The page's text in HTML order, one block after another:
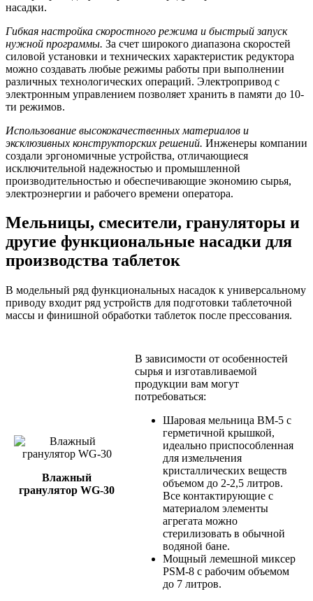
насадки.
Гибкая настройка скоростного режима и быстрый запуск
нужной программы. За счет широкого диапазона скоростей
силовой установки и технических характеристик редуктора
можно создавать любые режимы работы при выполнении
различных технологических операций. Электропривод с
электронным управлением позволяет хранить в памяти до 10-
ти режимов.
Использование высококачественных материалов и
эксклюзивных конструкторских решений. Инженеры компании
создали эргономичные устройства, отличающиеся
исключительной надежностью и промышленной
производительностью и обеспечивающие экономию сырья,
электроэнергии и рабочего времени оператора.
Мельницы, смесители, грануляторы и
другие функциональные насадки для
производства таблеток
В модельный ряд функциональных насадок к универсальному
приводу входит ряд устройств для подготовки таблеточной
массы и финишной обработки таблеток после прессования.
Влажный
гранулятор WG-30
В зависимости от особенностей
сырья и изготавливаемой
продукции вам могут
потребоваться:
Шаровая мельница BM-5 с
герметичной крышкой,
идеально приспособленная
для измельчения
кристаллических веществ
объемом до 2-2,5 литров.
Все контактирующие с
материалом элементы
агрегата можно
стерилизовать в обычной
водяной бане.
Мощный лемешной миксер
PSM-8 с рабочим объемом
до 7 литров.